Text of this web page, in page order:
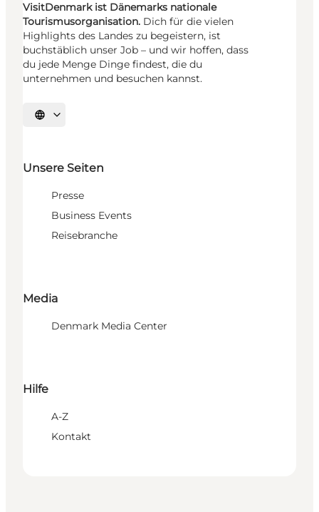
VisitDenmark ist Dänemarks nationale
Tourismusorganisation. Dich für die vielen
Highlights des Landes zu begeistern, ist
buchstäblich unser Job – und wir hoffen, dass
du jede Menge Dinge findest, die du
unternehmen und besuchen kannst.
Sprache auswählen
Unsere Seiten
Presse
Business Events
Reisebranche
Media
Denmark Media Center
Hilfe
A-Z
Kontakt